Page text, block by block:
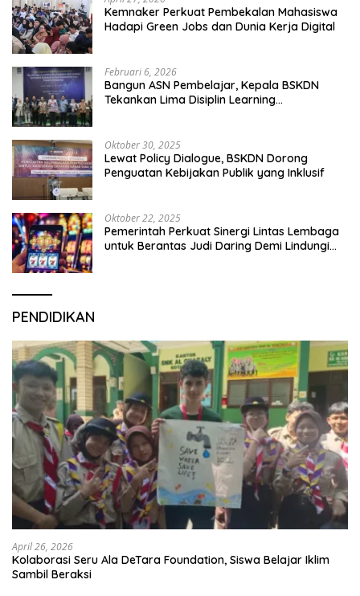
Kemnaker Perkuat Pembekalan Mahasiswa
Hadapi Green Jobs dan Dunia Kerja Digital
Februari 6, 2026
Bangun ASN Pembelajar, Kepala BSKDN
Tekankan Lima Disiplin Learning
Oktober 30, 2025
Lewat Policy Dialogue, BSKDN Dorong
Penguatan Kebijakan Publik yang Inklusif
Oktober 22, 2025
Pemerintah Perkuat Sinergi Lintas Lembaga
untuk Berantas Judi Daring Demi Lindungi
PENDIDIKAN
April 26, 2026
Kolaborasi Seru Ala DeTara Foundation, Siswa Belajar Iklim
Sambil Beraksi